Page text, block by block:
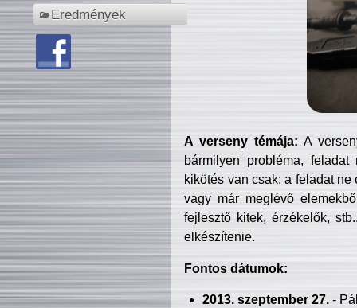
Eredmények
A verseny témája: A
bármilyen probléma, feladat
kikötés van csak: a feladat
vagy már meglévő
fejlesztő kitek, érzékelők,
elkészítenie.
Fontos dátumok:
2013. szeptember 27.-